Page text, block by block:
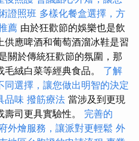
證照班 多樣化餐盒選擇，方
薦 由於狂歡節的娛樂也是飲
應啤酒和葡萄酒溜冰鞋是習
關於傳統狂歡節的氛圍，那
絨白菜等經典食品。 了解
選擇，讓您做出明智的決定
品味 撥筋療法 當涉及到更現
司更具實驗性。 完善的
外燴服務，讓派對更輕鬆 外